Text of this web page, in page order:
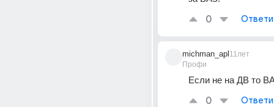
0
michman_apl
Профи
11лет
Если не на ДВ то
0